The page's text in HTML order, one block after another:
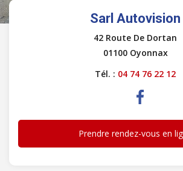
Sarl Autovision
42 Route De Dortan
01100 Oyonnax
Tél. : 04 74 76 22 12
Prendre rendez-vous en